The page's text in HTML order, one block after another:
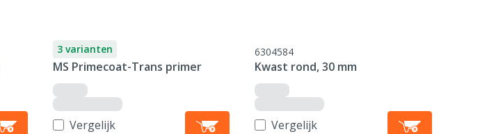
3 varianten
MS Primecoat-Trans primer
Vergelijk
6304584
Kwast rond, 30 mm
Vergelijk